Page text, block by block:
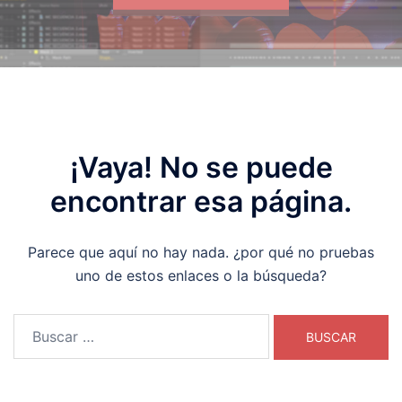
¡Vaya! No se puede
encontrar esa página.
Parece que aquí no hay nada. ¿por qué no pruebas
uno de estos enlaces o la búsqueda?